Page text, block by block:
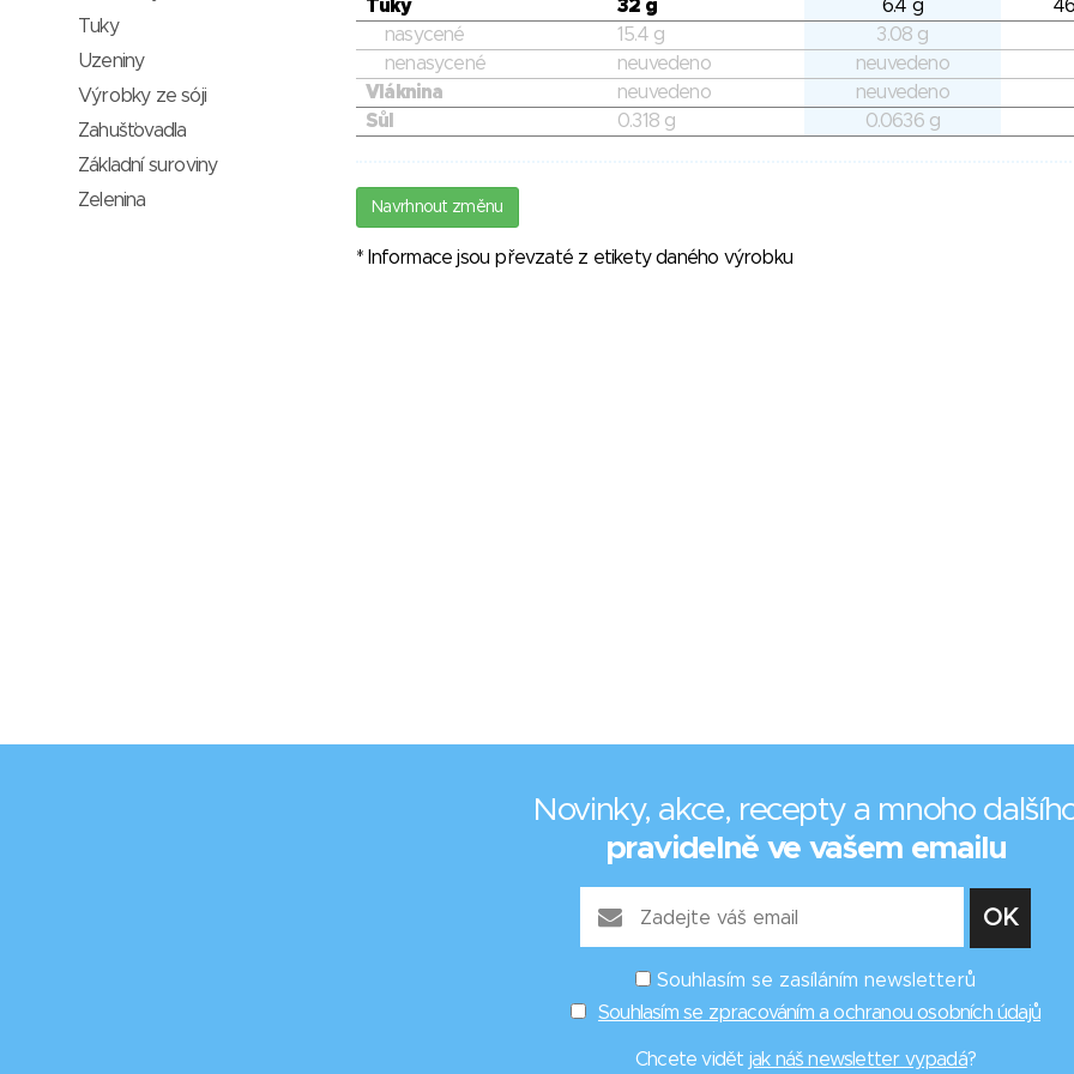
Tuky 32 g 6.4 g
nasycené
15.4 g
3.08 g
nenasycené
neuvedeno
neuvedeno
Vláknina
neuvedeno
neuvedeno
Sůl
0.318 g 0.0636 g
Navrhnout změnu
* Informace jsou převzaté z etikety daného výrobku
Tuky
Uzeniny
Výrobky ze sóji
Zahušťovadla
Základní suroviny
Zelenina
Novinky, akce, recepty a mnoho
pravidelně ve vašem emailu
Souhlasím se zasíláním newsletterů
Souhlasím se zpracováním a ochranou osobních údajů
Chcete vidět jak náš newsletter vypadá?